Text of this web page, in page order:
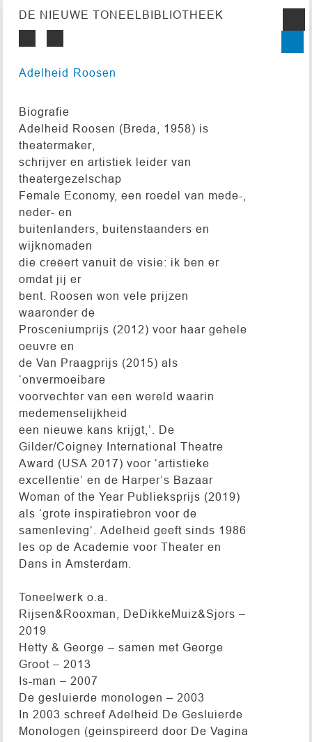
DE NIEUWE TONEELBIBLIOTHEEK
Adelheid Roosen
Biografie
Adelheid Roosen (Breda, 1958) is
theatermaker,
schrijver en artistiek leider van
theatergezelschap
Female Economy, een roedel van mede-,
neder- en
buitenlanders, buitenstaanders en
wijknomaden
die creëert vanuit de visie: ik ben er
omdat jij er
bent. Roosen won vele prijzen
waaronder de
Prosceniumprijs (2012) voor haar gehele
oeuvre en
de Van Praagprijs (2015) als
‘onvermoeibare
voorvechter van een wereld waarin
medemenselijkheid
een nieuwe kans krijgt,’. De
Gilder/Coigney International Theatre
Award (USA 2017) voor ‘artistieke
excellentie’ en de Harper’s Bazaar
Woman of the Year Publieksprijs (2019)
als ‘grote inspiratiebron voor de
samenleving’. Adelheid geeft sinds 1986
les op de Academie voor Theater en
Dans in Amsterdam.
Toneelwerk o.a.
Rijsen&Rooxman, DeDikkeMuiz&Sjors –
2019
Hetty & George – samen met George
Groot – 2013
Is-man – 2007
De gesluierde monologen – 2003
In 2003 schreef Adelheid De Gesluierde
Monologen (geinspireerd door De Vagina